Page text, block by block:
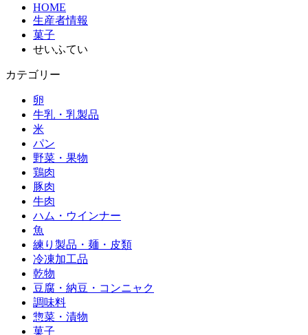
HOME
生産者情報
菓子
せいふてい
カテゴリー
卵
牛乳・乳製品
米
パン
野菜・果物
鶏肉
豚肉
牛肉
ハム・ウインナー
魚
練り製品・麺・皮類
冷凍加工品
乾物
豆腐・納豆・コンニャク
調味料
惣菜・漬物
菓子